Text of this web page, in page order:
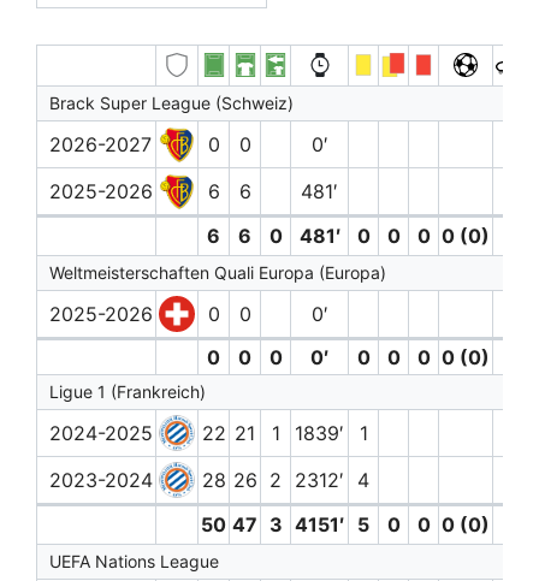
Brack Super League (Schweiz)
2026-2027 0 0
0′
2025-2026
6 6
481′
6
6 0 481′ 0 0 0 0 (0)
Weltmeisterschaften Quali Europa (Europa)
2025-2026 0 0
0′
0
0 0 0′ 0 0 0 0 (0)
Ligue 1 (Frankreich)
2024-2025 22 21 1 1839′
1
2023-2024
28 26 2 2312′
4
50 47 3 4151′ 5 0 0 0 (0)
UEFA Nations League